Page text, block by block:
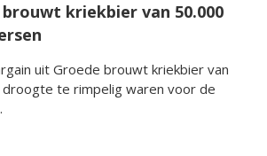
kriekbier van 50.000
uit Groede brouwt kriekbier van
te rimpelig waren voor de